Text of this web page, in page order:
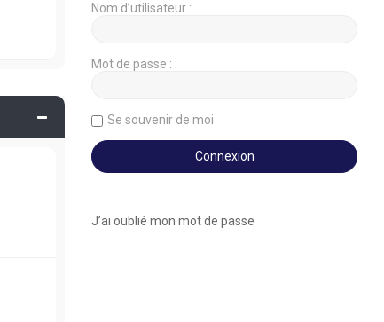
Nom d’utilisateur :
Mot de passe :
Se souvenir de moi
J’ai oublié mon mot de passe